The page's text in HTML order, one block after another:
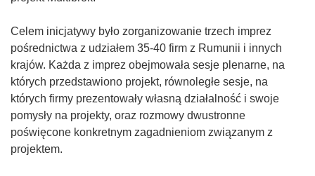
Celem inicjatywy było zorganizowanie trzech imprez
pośrednictwa z udziałem 35-40 firm z Rumunii i innych
krajów. Każda z imprez obejmowała sesje plenarne, na
których przedstawiono projekt, równoległe sesje, na
których firmy prezentowały własną działalność i swoje
pomysły na projekty, oraz rozmowy dwustronne
poświęcone konkretnym zagadnieniom związanym z
projektem.